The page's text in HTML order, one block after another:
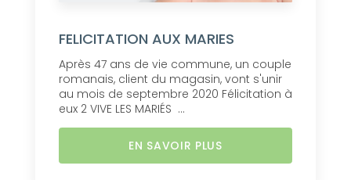
FELICITATION AUX MARIES
Après 47 ans de vie commune, un couple
romanais, client du magasin, vont s'unir
au mois de septembre 2020 Félicitation à
eux 2 VIVE LES MARIÉS ...
EN SAVOIR PLUS